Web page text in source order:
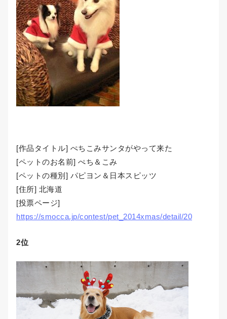
[作品タイトル] ぺちこみサンタがやって来た
[ペットのお名前] ぺち＆こみ
[ペットの種別] パピヨン＆日本スピッツ
[住所] 北海道
[投票ページ]
https://smocca.jp/contest/pet_2014xmas/detail/20
2位